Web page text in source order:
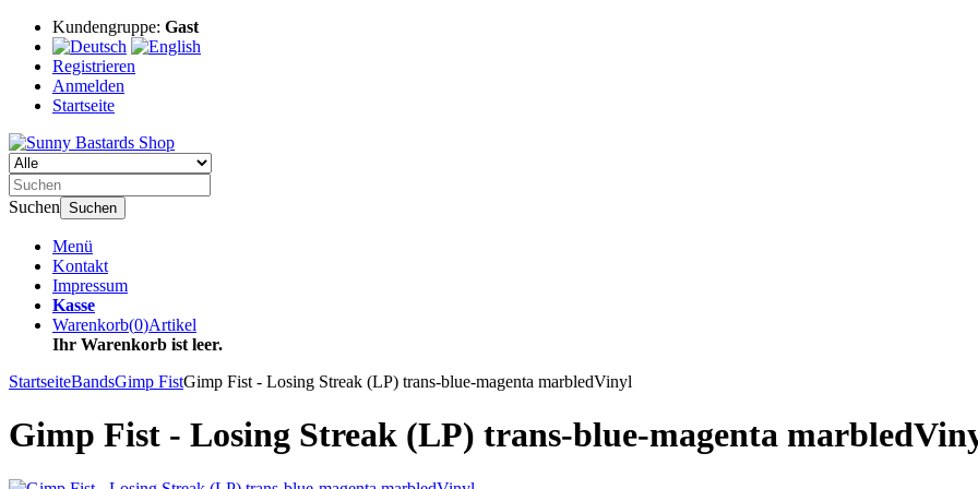
Kundengruppe: Gast
Registrieren
Anmelden
Startseite
Suchen Suchen
Menü
Kontakt
Impressum
Kasse
Warenkorb(0)Artikel
Ihr Warenkorb ist leer.
StartseiteBandsGimp FistGimp Fist - Losing Streak (LP) trans-blue-magenta marbledVinyl
Gimp Fist - Losing Streak (LP) trans-blue-magenta